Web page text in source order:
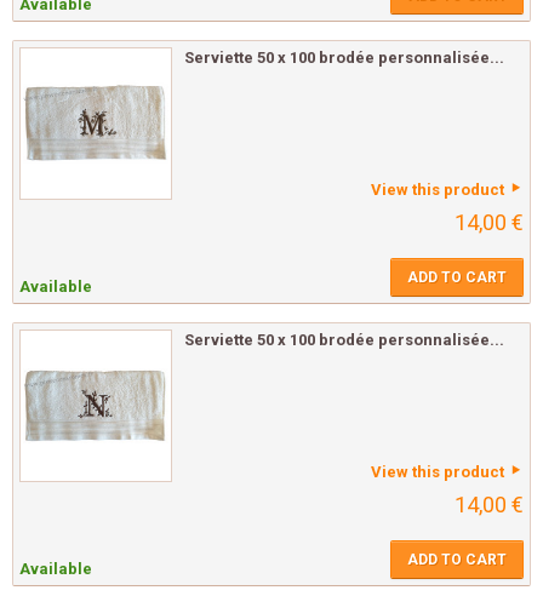
Available
Serviette 50 x 100 brodée personnalisée...
View this product
14,00 €
Available ADD TO CART
Serviette 50 x 100 brodée personnalisée...
View this product
14,00 €
Available ADD TO CART